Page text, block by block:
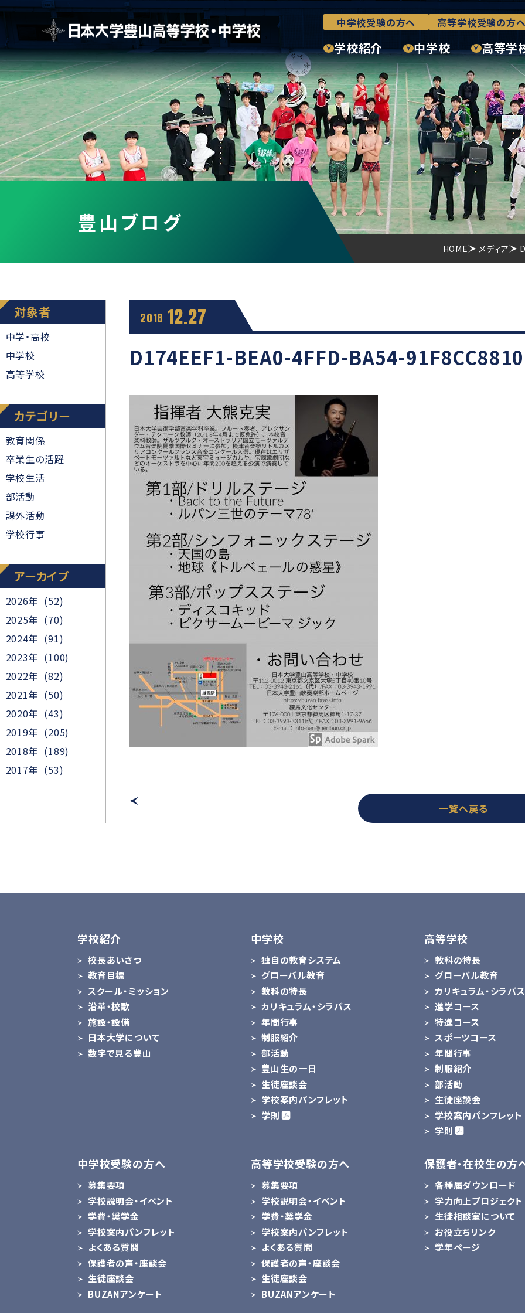
中学校受験の方へ 高等学校受験の方
学校紹介 中学校 高等学
豊山ブログ
HOME メディア
対象者
中学・高校
中学校
高等学校
カテゴリー
教育関係
卒業生の活躍
学校生活
部活動
課外活動
学校行事
アーカイブ
2026年 (52)
2025年 (70)
2024年 (91)
2023年 (100)
2022年 (82)
2021年 (50)
2020年 (43)
2019年 (205)
2018年 (189)
2017年 (53)
2018 12.27
D174EEF1-BEA0-4FFD-BA54-
一覧へ戻る
学校紹介
校長あいさつ
教育目標
スクール・ミッション
沿革・校歌
施設・設備
日本大学について
数字で見る豊山
中学校
独自の教育システム
グローバル教育
教科の特長
カリキュラム・シラバス
年間行事
制服紹介
部活動
豊山生の一日
生徒座談会
学校案内パンフレット
学則
高等学校
教科の特長
グローバル教育
カリキュラム・シラバス
進学コース
特進コース
スポーツコース
年間行事
制服紹介
部活動
生徒座談会
学校案内パンフレット
学則
中学校受験の方へ
募集要項
学校説明会・イベント
学費・奨学金
学校案内パンフレット
よくある質問
保護者の声・座談会
生徒座談会
BUZANアンケート
高等学校受験の方へ
募集要項
学校説明会・イベント
学費・奨学金
学校案内パンフレット
よくある質問
保護者の声・座談会
生徒座談会
BUZANアンケート
保護者・在校生の方
各種届ダウンロード
学力向上プロジェクト
生徒相談室について
お役立ちリンク
学年ページ